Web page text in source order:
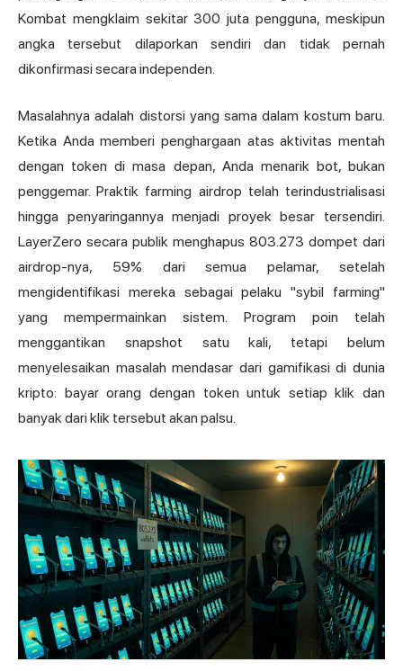
Kombat mengklaim sekitar 300 juta pengguna, meskipun
angka tersebut dilaporkan sendiri dan tidak pernah
dikonfirmasi secara independen.
Masalahnya adalah distorsi yang sama dalam kostum baru.
Ketika Anda memberi penghargaan atas aktivitas mentah
dengan token di masa depan, Anda menarik bot, bukan
penggemar. Praktik farming airdrop telah terindustrialisasi
hingga penyaringannya menjadi proyek besar tersendiri.
LayerZero secara publik menghapus 803.273 dompet dari
airdrop-nya, 59% dari semua pelamar, setelah
mengidentifikasi mereka sebagai pelaku "sybil farming"
yang mempermainkan sistem. Program poin telah
menggantikan snapshot satu kali, tetapi belum
menyelesaikan masalah mendasar dari gamifikasi di dunia
kripto: bayar orang dengan token untuk setiap klik dan
banyak dari klik tersebut akan palsu.